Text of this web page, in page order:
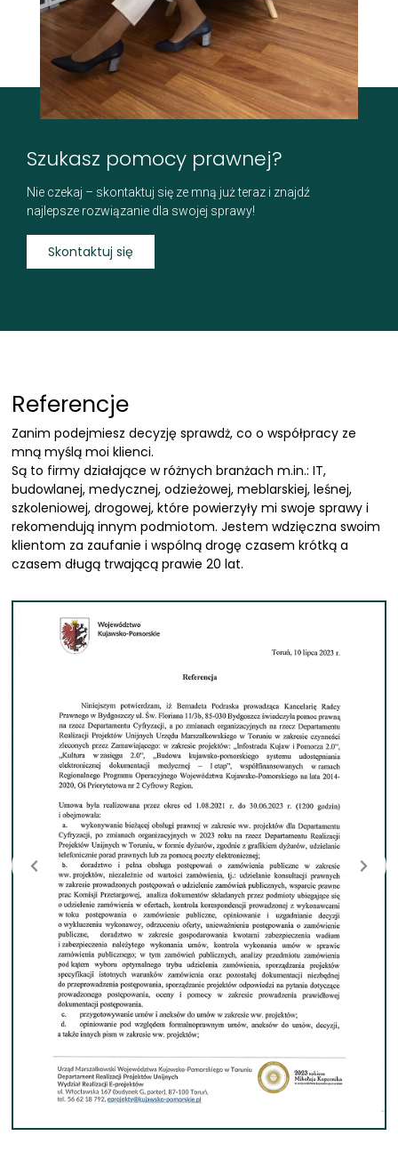
Szukasz pomocy prawnej?
Nie czekaj – skontaktuj się ze mną już teraz i znajdź
najlepsze rozwiązanie dla swojej sprawy!
Skontaktuj się
Referencje
Zanim podejmiesz decyzję sprawdż, co o współpracy ze
mną myślą moi klienci.
Są to firmy działające w różnych branżach m.in.: IT,
budowlanej, medycznej, odzieżowej, meblarskiej, leśnej,
szkoleniowej, drogowej, które powierzyły mi swoje sprawy i
rekomendują innym podmiotom. Jestem wdzięczna swoim
klientom za zaufanie i wspólną drogę czasem krótką a
czasem długą trwającą prawie 20 lat.